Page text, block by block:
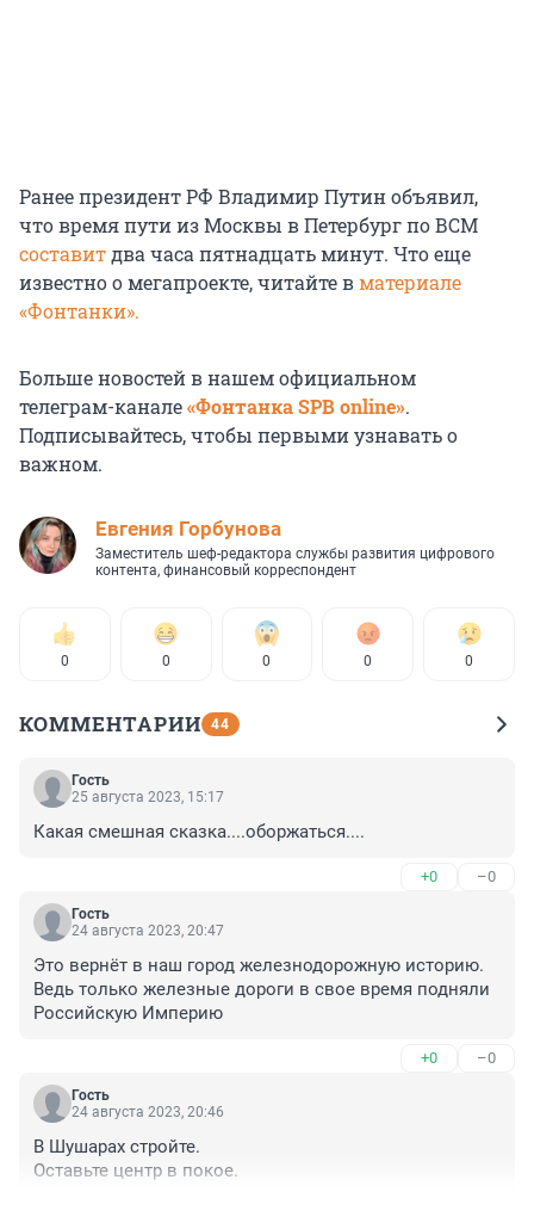
Ранее президент РФ Владимир Путин объявил,
что время пути из Москвы в Петербург по ВСМ
составитдва часа пятнадцать минут. Что еще
известно о мегапроекте, читайте вматериале
«Фонтанки».
Больше новостей в нашем официальном
телеграм-канале«Фонтанка SPB online».
Подписывайтесь, чтобы первыми узнавать о
важном.
Евгения Горбунова
Заместитель шеф-редактора службы развития цифрового
контента, финансовый корреспондент
0 0 0 0 0
КОММЕНТАРИИ 44
Гость
25 августа 2023, 15:17
Какая смешная сказка....оборжаться....
+0 –0
Гость
24 августа 2023, 20:47
Это вернёт в наш город железнодорожную историю.
Ведь только железные дороги в свое время подняли
Российскую Империю
+0 –0
Гость
24 августа 2023, 20:46
В Шушарах стройте.
Оставьте центр в покое.